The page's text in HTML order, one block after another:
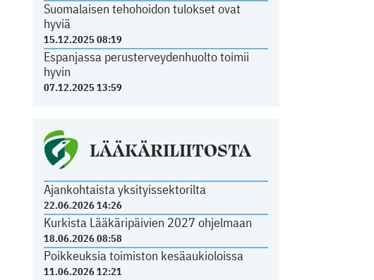
Suomalaisen tehohoidon tulokset ovat
hyviä
15.12.2025 08:19
Espanjassa perusterveydenhuolto toimii
hyvin
07.12.2025 13:59
LÄÄKÄRILIITOSTA
Ajankohtaista yksityissektorilta
22.06.2026 14:26
Kurkista Lääkäripäivien 2027 ohjelmaan
18.06.2026 08:58
Poikkeuksia toimiston kesäaukioloissa
11.06.2026 12:21